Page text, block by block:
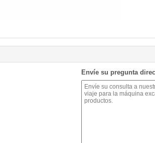
Envíe su pregunta